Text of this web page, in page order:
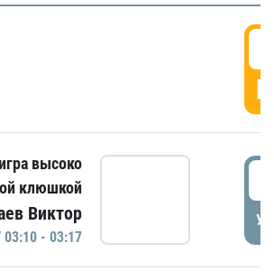
высоко
клюшкой
Виктор
03:10 - 03:17